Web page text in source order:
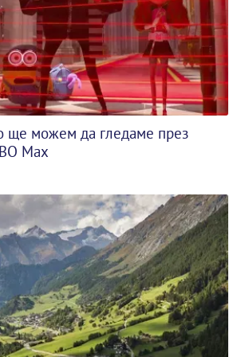
ще можем да гледаме през
Max